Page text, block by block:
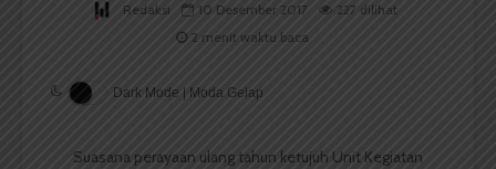
Redaksi 10 Desember 2017
227 dilihat
2 menit waktu baca
Dark Mode | Moda Gelap
Suasana perayaan ulang tahun ketujuh Unit Kegiatan